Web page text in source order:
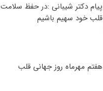
پیام دکتر شیبانی :در حفظ سلامت
قلب خود سهیم باشیم
هفتم مهرماه روز جهانی قلب